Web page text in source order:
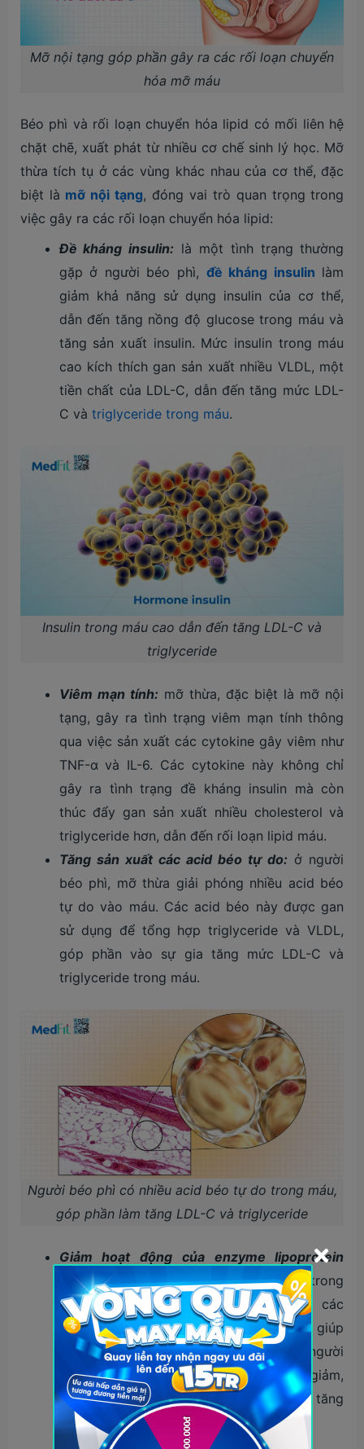
Mỡ nội tạng góp phần gây ra các rối loạn chuyển
hóa mỡ máu
Béo phì và rối loạn chuyển hóa lipid có mối liên hệ
chặt chẽ, xuất phát từ nhiều cơ chế sinh lý học. Mỡ
thừa tích tụ ở các vùng khác nhau của cơ thể, đặc
biệt là mỡ nội tạng, đóng vai trò quan trọng trong
việc gây ra các rối loạn chuyển hóa lipid:
Đề kháng insulin: là một tình trạng thường
gặp ở người béo phì, đề kháng insulin làm
giảm khả năng sử dụng insulin của cơ thể,
dẫn đến tăng nồng độ glucose trong máu và
tăng sản xuất insulin. Mức insulin trong máu
cao kích thích gan sản xuất nhiều VLDL, một
tiền chất của LDL-C, dẫn đến tăng mức LDL-
C và triglyceride trong máu.
Insulin trong máu cao dẫn đến tăng LDL-C và
triglyceride
Viêm mạn tính: mỡ thừa, đặc biệt là mỡ nội
tạng, gây ra tình trạng viêm mạn tính thông
qua việc sản xuất các cytokine gây viêm như
TNF-α và IL-6. Các cytokine này không chỉ
gây ra tình trạng đề kháng insulin mà còn
thúc đẩy gan sản xuất nhiều cholesterol và
triglyceride hơn, dẫn đến rối loạn lipid máu.
Tăng sản xuất các acid béo tự do: ở người
béo phì, mỡ thừa giải phóng nhiều acid béo
tự do vào máu. Các acid béo này được gan
sử dụng để tổng hợp triglyceride và VLDL,
góp phần vào sự gia tăng mức LDL-C và
triglyceride trong máu.
Người béo phì có nhiều acid béo tự do trong máu,
góp phần làm tăng LDL-C và triglyceride
Giảm hoạt động của enzyme lipoprotein
lipase (LPL):LPL có vai trò quan trọng trong
việc thủy phân triglyceride trong các
lipoprotein thành các acid béo tự do, giúp
giảm mức triglyceride trong máu. Ở người
béo phì, hoạt động của enzyme này giảm,
dẫn đến sự tích tụ của triglyceride và tăng
mức LDL-C.